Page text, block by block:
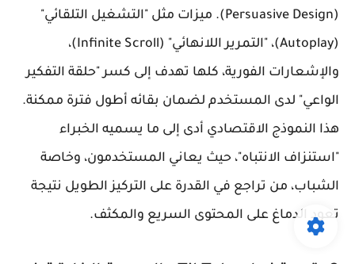
(Persuasive Design). ميزات مثل "التشغيل التلقائي"
(Autoplay)، "التمرير اللانهائي" (Infinite Scroll)،
والإشعارات الفورية، كلها تهدف إلى كسر "حلقة التفكير
الواعي" لدى المستخدم لضمان بقائه أطول فترة ممكنة.
هذا النموذج الاقتصادي أدى إلى ما يسميه الخبراء
"استنزاف الانتباه"، حيث يعاني المستخدمون، وخاصة
الشباب، من تراجع في القدرة على التركيز الطويل نتيجة
تعود الدماغ على المحتوى السريع والمكثف.